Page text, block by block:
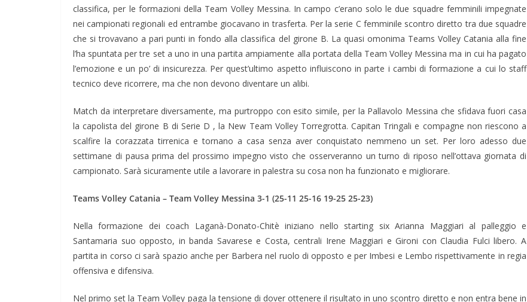
classifica, per le formazioni della Team Volley Messina. In campo c’erano solo le due squadre femminili impegnate
nei campionati regionali ed entrambe giocavano in trasferta. Per la serie C femminile scontro diretto tra due squadre
che si trovavano a pari punti in fondo alla classifica del girone B. La quasi omonima Teams Volley Catania alla fine
l’ha spuntata per tre set a uno in una partita ampiamente alla portata della Team Volley Messina ma in cui ha pagato
l’emozione e un po’ di insicurezza. Per quest’ultimo aspetto influiscono in parte i cambi di formazione a cui lo staff
tecnico deve ricorrere, ma che non devono diventare un alibi.
Match da interpretare diversamente, ma purtroppo con esito simile, per la Pallavolo Messina che sfidava fuori casa
la capolista del girone B di Serie D , la New Team Volley Torregrotta. Capitan Tringali e compagne non riescono a
scalfire la corazzata tirrenica e tornano a casa senza aver conquistato nemmeno un set. Per loro adesso due
settimane di pausa prima del prossimo impegno visto che osserveranno un turno di riposo nell’ottava giornata di
campionato. Sarà sicuramente utile a lavorare in palestra su cosa non ha funzionato e migliorare.
Teams Volley Catania – Team Volley Messina 3-1 (25-11 25-16 19-25 25-23)
Nella formazione dei coach Laganà-Donato-Chitè iniziano nello starting six Arianna Maggiari al palleggio e
Santamaria suo opposto, in banda Savarese e Costa, centrali Irene Maggiari e Gironi con Claudia Fulci libero. A
partita in corso ci sarà spazio anche per Barbera nel ruolo di opposto e per Imbesi e Lembo rispettivamente in regia
offensiva e difensiva.
Nel primo set la Team Volley paga la tensione di dover ottenere il risultato in uno scontro diretto e non entra bene in